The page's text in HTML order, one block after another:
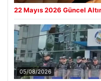
22 Mayıs 2026 Güncel
05/08/2026